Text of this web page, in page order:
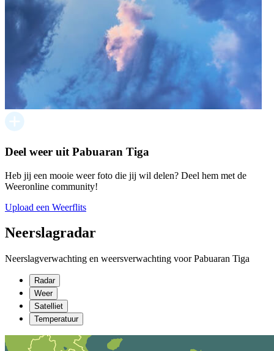
Deel weer uit Pabuaran Tiga
Heb jij een mooie weer foto die jij wil delen? Deel hem met de
Weeronline community!
Upload een Weerflits
Neerslagradar
Neerslagverwachting en weersverwachting voor Pabuaran Tiga
Radar
Weer
Satelliet
Temperatuur